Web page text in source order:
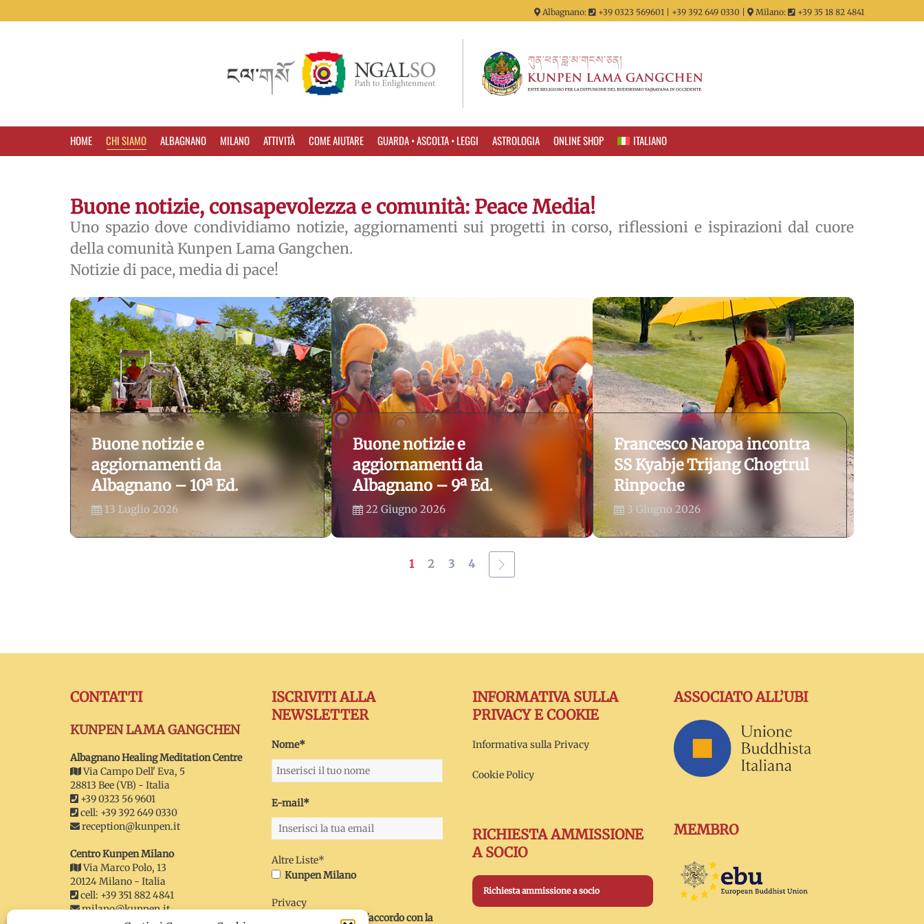
Albagnano: +39 0323 569601 | +39 392 649 0330 | Milano: +39 35 18 82 4841
HOME CHI SIAMO ALBAGNANO MILANO ATTIVITÀ COME AIUTARE GUARDA • ASCOLTA • LEGGI ASTROLOGIA ONLINE SHOP ITALIANO
Buone notizie, consapevolezza e comunità: Peace Media!
Uno spazio dove condividiamo notizie, aggiornamenti sui progetti in corso, riflessioni e ispirazioni dal cuore
della comunità Kunpen Lama Gangchen.
Notizie di pace, media di pace!
Buone notizie e
aggiornamenti da
Albagnano – 10ª Ed.
13 Luglio 2026
Buone notizie e
aggiornamenti da
Albagnano – 9ª Ed.
22 Giugno 2026
Francesco Naropa incontra
SS Kyabje Trijang Chogtrul
Rinpoche
3 Giugno 2026
1 2 3 4
CONTATTI
KUNPEN LAMA GANGCHEN
Albagnano Healing Meditation Centre
Via Campo Dell' Eva, 5
28813 Bee (VB) - Italia
+39 0323 56 9601
cell: +39 392 649 0330
reception@kunpen.it
Centro Kunpen Milano
Via Marco Polo, 13
20124 Milano - Italia
cell: +39 351 882 4841
milano@kunpen.it
ISCRIVITI ALLA
NEWSLETTER
Nome*
E-mail*
Altre Liste*
Kunpen Milano
Privacy
Ho rivisto e sono d'accordo con la
INFORMATIVA SULLA
PRIVACY E COOKIE
Informativa sulla Privacy
Cookie Policy
RICHIESTA AMMISSIONE
A SOCIO
Richiesta ammissione a socio
ASSOCIATO ALL’UBI
MEMBRO